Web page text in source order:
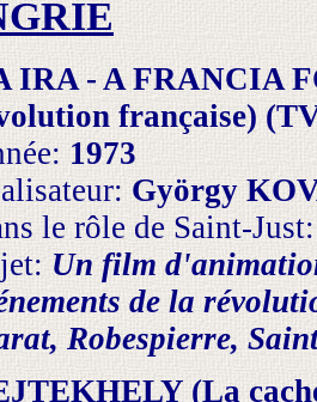
IRA - A FRANCIA
française)
1973
György
le rôle de Saint-
Un film
de la
Robespierre,
(La